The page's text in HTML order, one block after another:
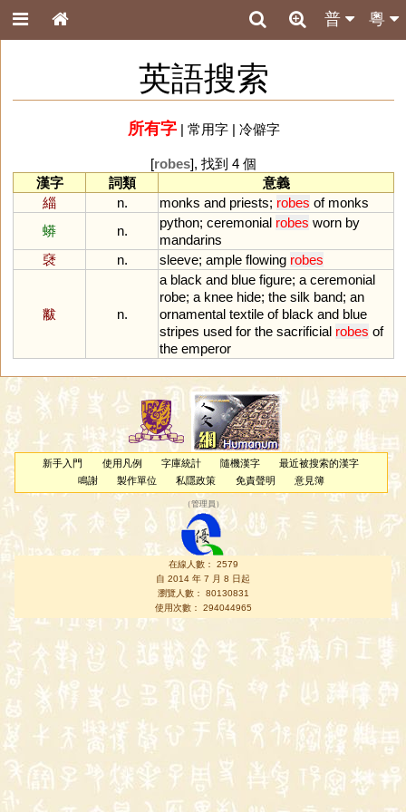
粵
普
英語搜索
所有字| 常用字| 冷僻字
[robes], 找到 4 個
漢字
詞類
意義
緇
n. monks and priests; robes of monks
蟒
n.
python; ceremonial robes worn by
mandarins
褎
n. sleeve; ample flowing robes
黻 n.
a black and blue figure; a ceremonial
robe; a knee hide; the silk band; an
ornamental textile of black and blue
stripes used for the sacrificial robes of
the emperor
新手入門 使用凡例 字庫統計 隨機漢字
最近被搜索的漢字
鳴謝
製作單位 私隱政策 免責聲明 意見簿
（管理員 ）
在線人數： 2579
自 2014 年 7 月 8 日起
瀏覽人數： 80130831
使用次數： 294044965